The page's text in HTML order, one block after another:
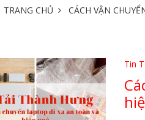
TRANG CHỦ CÁCH VẬN
Tin